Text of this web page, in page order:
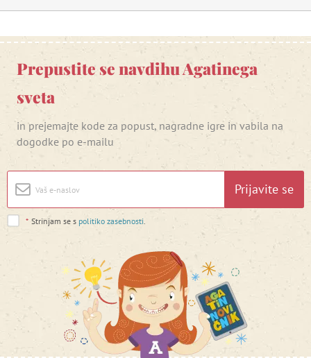
Prepustite se navdihu Agatinega
sveta
in prejemajte kode za popust, nagradne igre in vabila na
dogodke po e-mailu
Prijavite se
* Strinjam se s politiko zasebnosti.